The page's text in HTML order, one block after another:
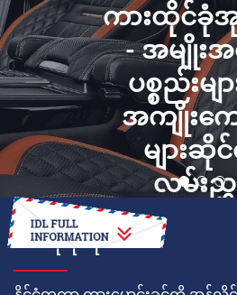
ကားထိုင်ခုံအု
- အမျိုးအ
ပစ္စည်းမျ
အကျိုးကျ
များဆို
လမ်းညွှ
ဘယ်လိုလုပ်ရမလဲ